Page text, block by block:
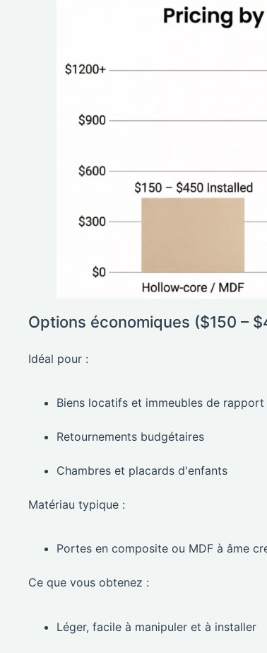
Options économiques ($150 –
Idéal pour :
Biens locatifs et immeubles de rapport
Retournements budgétaires
Chambres et placards d'enfants
Matériau typique :
Portes en composite ou MDF à âme
Ce que vous obtenez :
Léger, facile à manipuler et à installer